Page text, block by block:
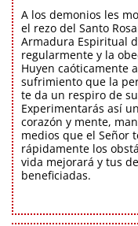
A los demonios les
el rezo del Santo
Armadura Espiritual
regularmente y la
Huyen caóticamente
sufrimiento que la
te da un respiro de
Experimentarás así
corazón y mente,
medios que el Señor
rápidamente los
vida mejorará y tus
beneficiadas.